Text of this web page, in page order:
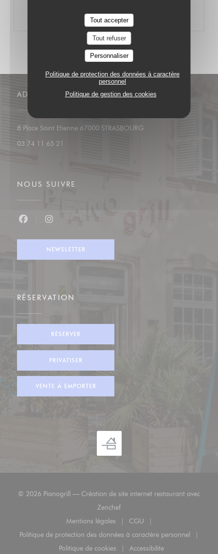
Tout accepter
Tout refuser
Personnaliser
Politique de protection des données à caractère
personnel
Politique de gestion des cookies
ADRESSE
8 Place Saint Etienne 67000 STRASBOURG((ouvre une nouvelle
03 74 11 65 21
NOUS SUIVRE
NEWSLETTER
RÉSERVATION
RÉSERVER
PRIVATISER
VENTE À EMPORTER
© 2026 Pianogrill — Création de site internet restaurant avec
Zenchef((ouvre une nouvelle fenêtre))
Mentions légales
((ouvre une nouvelle fenêtre))
CGU
((ouvre une nouvelle
Politique de protection des données à caractère personnel
((ouvre une nouvelle fenêtre))
Politique de cookies
Accessibilite